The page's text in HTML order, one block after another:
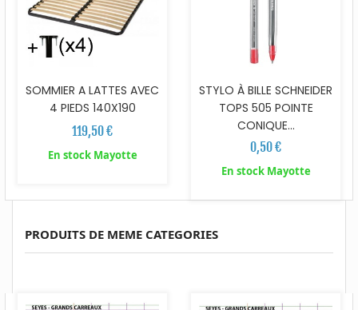
SOMMIER A LATTES AVEC
4 PIEDS 140X190
119,50 €
En stock Mayotte
STYLO À BILLE SCHNEIDER
TOPS 505 POINTE
CONIQUE...
0,50 €
En stock Mayotte
PRODUITS DE MEME CATEGORIES